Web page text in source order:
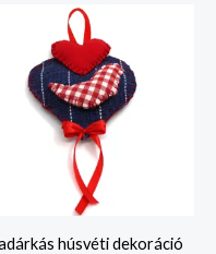
húsvéti dekoráció